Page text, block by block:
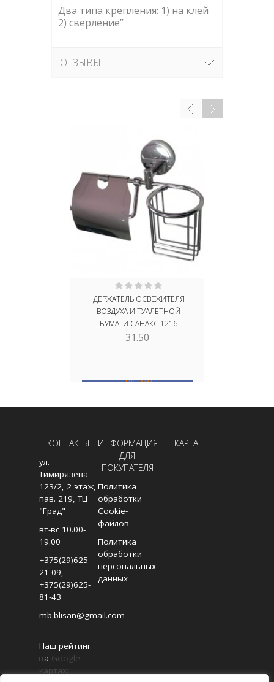
Два типа крепления: 1) на клей
2) сверление”
ОТЗЫВЫ
ДЕРЖАТЕЛЬ ОСВЕЖИТЕЛЯ
ВОЗДУХА И ТУАЛЕТНОЙ
БУМАГИ САНАКС 1216
31.50
ПОД ЗАКАЗ
КОНТАКТЫ
ул.
Тимирязева
123/2, 2 этаж,
пав. 219, ТЦ
"Град"
вт-вс 10.00-
19.00
+375(29)625-
21-09,
+375(29)625-
81-43
mb.blisan@gmail.com
Наш рейтинг
на Google
картах:
ИНФОРМАЦИЯ
ДЛЯ
ПОКУПАТЕЛЯ
Политика
обработки
Cookie-
файлов
Политика
обработки
персональных
данных
КАРТА